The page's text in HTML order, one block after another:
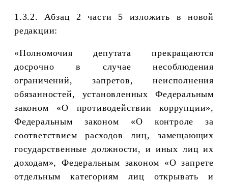
1.3.2. Абзац 2 части 5 изложить в новой
редакции:
«Полномочия депутата прекращаются
досрочно в случае несоблюдения
ограничений, запретов, неисполнения
обязанностей, установленных Федеральным
законом «О противодействии коррупции»,
Федеральным законом «О контроле за
соответствием расходов лиц, замещающих
государственные должности, и иных лиц их
доходам», Федеральным законом «О запрете
отдельным категориям лиц открывать и